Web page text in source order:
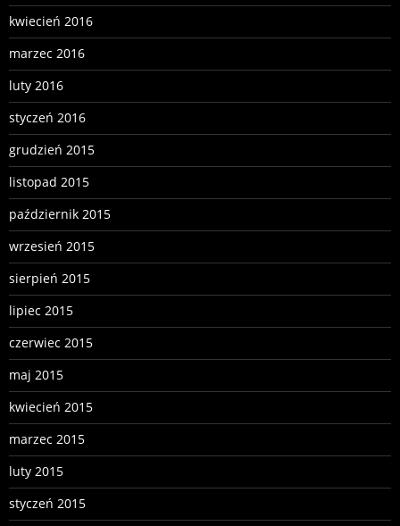
kwiecień 2016
marzec 2016
luty 2016
styczeń 2016
grudzień 2015
listopad 2015
październik 2015
wrzesień 2015
sierpień 2015
lipiec 2015
czerwiec 2015
maj 2015
kwiecień 2015
marzec 2015
luty 2015
styczeń 2015